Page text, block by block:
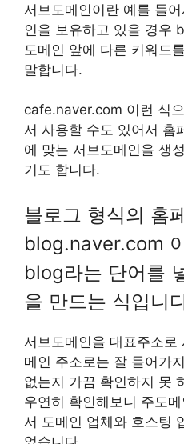
서브도메인이란 예를 들
인을 보유하고 있을 경우
도메인 앞에 다른 키워드
말합니다.
cafe.naver.com 이런 식
서 사용할 수도 있어서 홈
에 맞는 서브도메인을 생
기도 합니다.
블로그 형식의 홈
blog.naver.com
blog라는 단어를
을 만드는 식입니
서브도메인을 대표주소로
메인 주소로는 잘 들어가
없는지 가끔 확인하지 못
우연히 확인해보니 주도
서 도메인 업체와 호스팅